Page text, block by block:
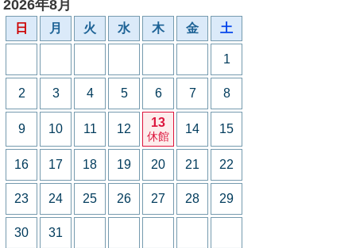
2026年8月
日 月 火 水 木 金 土
1
2 3 4 5 6 7 8
9 10 11 12 13
休館
14 15
16 17 18 19 20 21 22
23 24 25 26 27 28 29
30 31